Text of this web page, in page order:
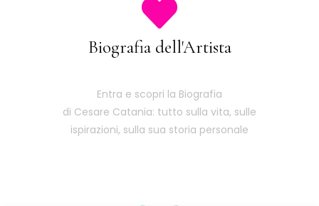
Biografia dell'Artista
Entra e scopri la Biografia
di Cesare Catania: tutto sulla vita, sulle
ispirazioni, sulla sua storia personale